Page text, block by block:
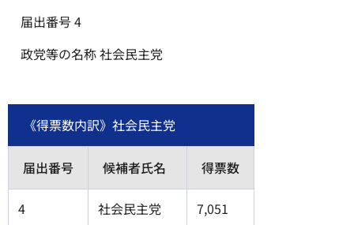
届出番号 4
政党等の名称 社会民主党
《得票数内訳》社会民主党
届出番号 候補者氏名 得票数
4 社会民主党 7,051